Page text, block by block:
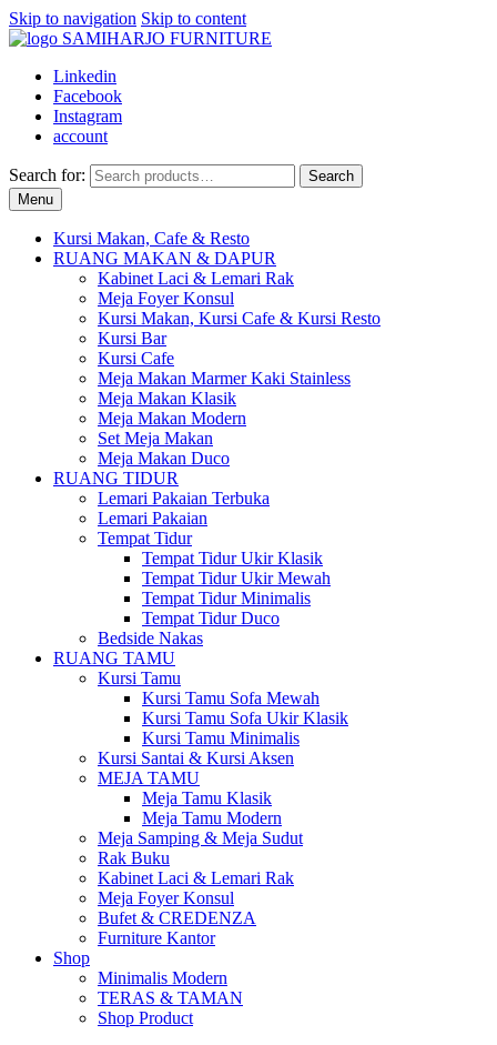
Skip to navigation Skip to content
Linkedin
Facebook
Instagram
account
Search for:
Search
Menu
Kursi Makan, Cafe & Resto
RUANG MAKAN & DAPUR
Kabinet Laci & Lemari Rak
Meja Foyer Konsul
Kursi Makan, Kursi Cafe & Kursi Resto
Kursi Bar
Kursi Cafe
Meja Makan Marmer Kaki Stainless
Meja Makan Klasik
Meja Makan Modern
Set Meja Makan
Meja Makan Duco
RUANG TIDUR
Lemari Pakaian Terbuka
Lemari Pakaian
Tempat Tidur
Tempat Tidur Ukir Klasik
Tempat Tidur Ukir Mewah
Tempat Tidur Minimalis
Tempat Tidur Duco
Bedside Nakas
RUANG TAMU
Kursi Tamu
Kursi Tamu Sofa Mewah
Kursi Tamu Sofa Ukir Klasik
Kursi Tamu Minimalis
Kursi Santai & Kursi Aksen
MEJA TAMU
Meja Tamu Klasik
Meja Tamu Modern
Meja Samping & Meja Sudut
Rak Buku
Kabinet Laci & Lemari Rak
Meja Foyer Konsul
Bufet & CREDENZA
Furniture Kantor
Shop
Minimalis Modern
TERAS & TAMAN
Shop Product